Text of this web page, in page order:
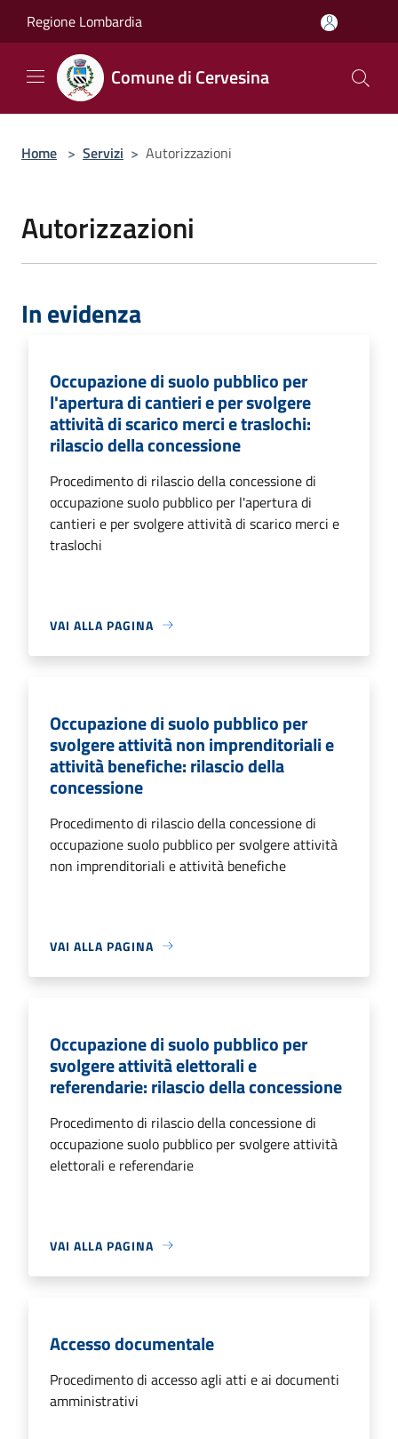
Regione Lombardia
Comune di Cervesina
Home > Servizi > Autorizzazioni
Autorizzazioni
In evidenza
Occupazione di suolo pubblico per
l'apertura di cantieri e per svolgere
attività di scarico merci e traslochi:
rilascio della concessione
Procedimento di rilascio della concessione di
occupazione suolo pubblico per l'apertura di
cantieri e per svolgere attività di scarico merci e
traslochi
VAI ALLA PAGINA
Occupazione di suolo pubblico per
svolgere attività non imprenditoriali e
attività benefiche: rilascio della
concessione
Procedimento di rilascio della concessione di
occupazione suolo pubblico per svolgere attività
non imprenditoriali e attività benefiche
VAI ALLA PAGINA
Occupazione di suolo pubblico per
svolgere attività elettorali e
referendarie: rilascio della concessione
Procedimento di rilascio della concessione di
occupazione suolo pubblico per svolgere attività
elettorali e referendarie
VAI ALLA PAGINA
Accesso documentale
Procedimento di accesso agli atti e ai documenti
amministrativi